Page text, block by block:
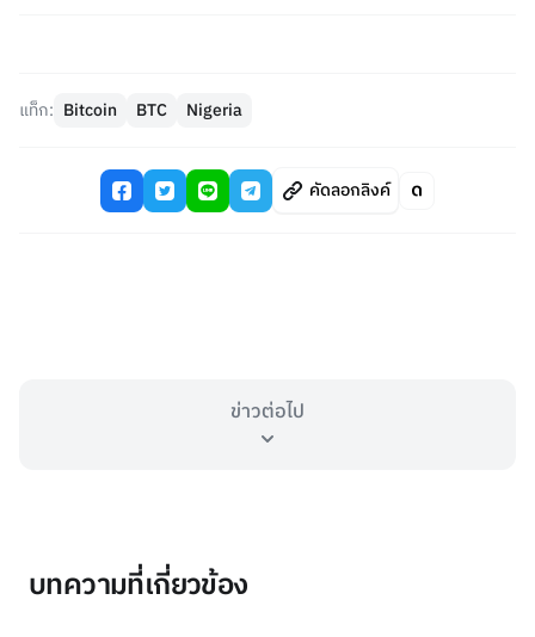
แท็ก: Bitcoin BTC Nigeria
คัดลอกลิงค์
ข่าวต่อไป
บทความที่เกี่ยวข้อง